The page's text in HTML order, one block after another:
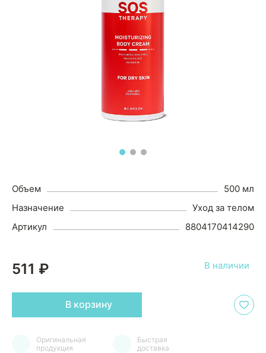
Объем
500 мл
Назначение
Уход за телом
Артикул
8804170414290
511 ₽ В наличии
В корзину
Оригинальная
продукция
Быстрая
доставка